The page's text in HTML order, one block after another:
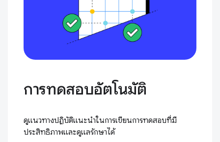
การทดสอบอัตโนมัติ
ดูแนวทางปฏิบัติแนะนำในการเขียนการทดสอบที่มี
ประสิทธิภาพและดูแลรักษาได้